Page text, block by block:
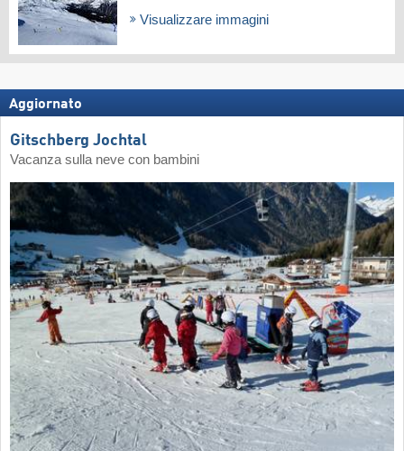
Visualizzare immagini
Aggiornato
Gitschberg Jochtal
Vacanza sulla neve con bambini